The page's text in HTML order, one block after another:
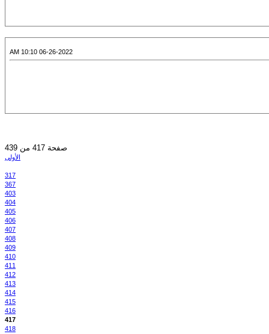
06-26-2022 10:10 AM
صفحة 417 من 439
الأولى
317
367
403
404
405
406
407
408
409
410
411
412
413
414
415
416
417
418